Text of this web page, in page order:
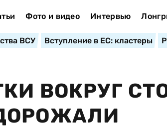
Фото и видео Интервью
ВСУ Вступление в ЕС: кластеры
ВОКРУГ